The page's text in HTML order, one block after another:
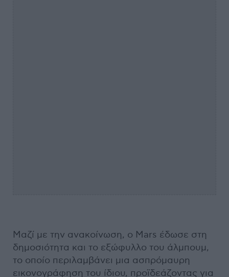
Μαζί με την ανακοίνωση, ο Mars έδωσε στη
δημοσιότητα και το εξώφυλλο του άλμπουμ,
το οποίο περιλαμβάνει μια ασπρόμαυρη
εικονογράφηση του ίδιου, προϊδεάζοντας για